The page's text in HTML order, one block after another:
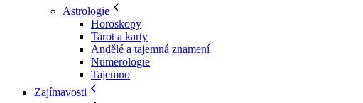
Astrologie
Horoskopy
Tarot a karty
Andělé a tajemná znamení
Numerologie
Tajemno
Zajímavosti